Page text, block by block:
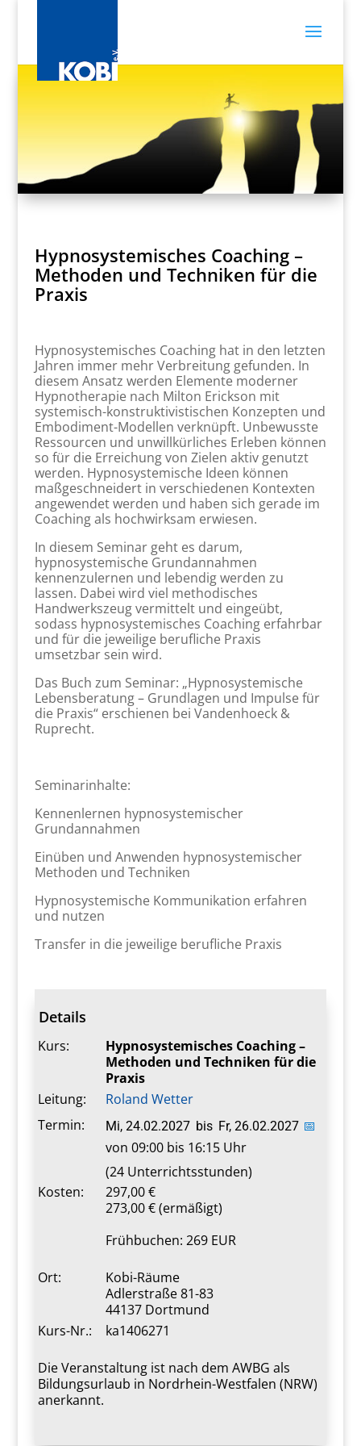
Hypnosystemisches Coaching –
Methoden und Techniken für die
Praxis
Hypnosystemisches Coaching hat in den letzten
Jahren immer mehr Verbreitung gefunden. In
diesem Ansatz werden Elemente moderner
Hypnotherapie nach Milton Erickson mit
systemisch-konstruktivistischen Konzepten und
Embodiment-Modellen verknüpft. Unbewusste
Ressourcen und unwillkürliches Erleben können
so für die Erreichung von Zielen aktiv genutzt
werden. Hypnosystemische Ideen können
maßgeschneidert in verschiedenen Kontexten
angewendet werden und haben sich gerade im
Coaching als hochwirksam erwiesen.
In diesem Seminar geht es darum,
hypnosystemische Grundannahmen
kennenzulernen und lebendig werden zu
lassen. Dabei wird viel methodisches
Handwerkszeug vermittelt und eingeübt,
sodass hypnosystemisches Coaching erfahrbar
und für die jeweilige berufliche Praxis
umsetzbar sein wird.
Das Buch zum Seminar: „Hypnosystemische
Lebensberatung – Grundlagen und Impulse für
die Praxis“ erschienen bei Vandenhoeck &
Ruprecht.
Seminarinhalte:
Kennenlernen hypnosystemischer
Grundannahmen
Einüben und Anwenden hypnosystemischer
Methoden und Techniken
Hypnosystemische Kommunikation erfahren
und nutzen
Transfer in die jeweilige berufliche Praxis
Details
Kurs:
Hypnosystemisches Coaching –
Methoden und Techniken für die
Praxis
Leitung:
Roland Wetter
Termin:
Mi, 24.02.2027 bis Fr, 26.02.2027 📅
von 09:00 bis 16:15 Uhr
(24 Unterrichtsstunden)
Kosten:
297,00 €
273,00 € (ermäßigt)
Frühbuchen: 269 EUR
Ort:
Kobi-Räume
Adlerstraße 81-83
44137 Dortmund
Kurs-Nr.:
ka1406271
Die Veranstaltung ist nach dem AWBG als
Bildungsurlaub in Nordrhein-Westfalen (NRW)
anerkannt.